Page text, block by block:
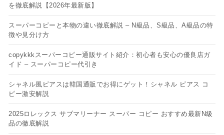
を徹底解説【2026年最新版】
スーパーコピーと本物の違い徹底解説 – N級品、S級品、A級品の特
徴や見分け方
copykkkスーパーコピー通販サイト紹介：初心者も安心の優良店ガ
イド – スーパーコピー代引き
シャネル風ピアスは韓国通販でお得にゲット！シャネル ピアス コ
ピー​激安解説
2025ロレックス サブマリーナー スーパー コピー おすすめ最新N級
品の徹底解説